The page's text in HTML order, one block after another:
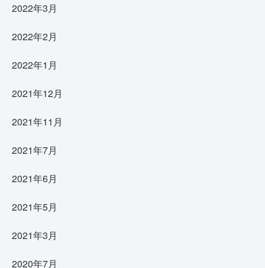
2022年3月
2022年2月
2022年1月
2021年12月
2021年11月
2021年7月
2021年6月
2021年5月
2021年3月
2020年7月